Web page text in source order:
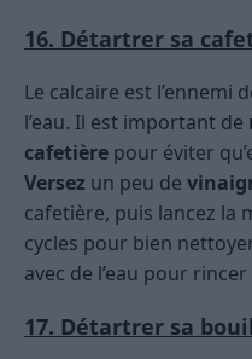
16. Détartrer sa
Le calcaire est l’ennemi
l’eau. Il est important de
cafetière pour éviter
Versez un peu de
cafetière, puis lancez la
cycles pour bien
avec de l’eau pour
17. Détartrer sa